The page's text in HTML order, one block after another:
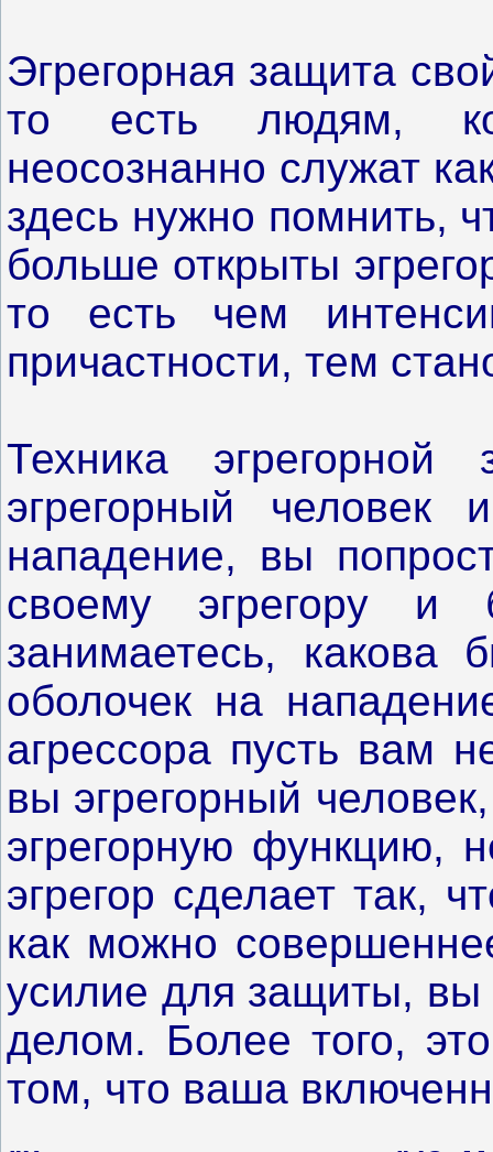
Эгрегорная защита
то есть людям,
неосознанно служат
здесь нужно помнить,
больше открыты
то есть чем
причастности, тем
Техника
эгрегорный
нападение, вы
своему эгрегору
занимаетесь,
оболочек на
агрессора пусть вам
вы эгрегорный
эгрегорную функцию,
эгрегор сделает так,
как можно
усилие для защиты, вы
делом. Более того,
том, что ваша